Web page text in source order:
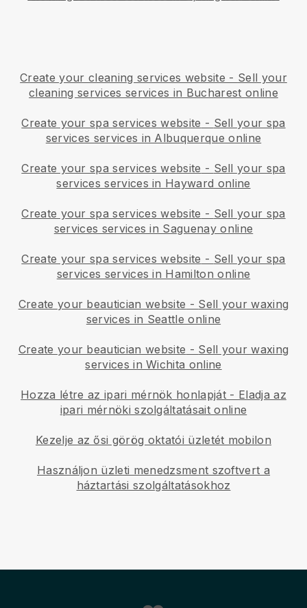
Create your cleaning services website - Sell your
cleaning services services in Bucharest online
Create your spa services website - Sell your spa
services services in Albuquerque online
Create your spa services website - Sell your spa
services services in Hayward online
Create your spa services website - Sell your spa
services services in Saguenay online
Create your spa services website - Sell your spa
services services in Hamilton online
Create your beautician website - Sell your waxing
services in Seattle online
Create your beautician website - Sell your waxing
services in Wichita online
Hozza létre az ipari mérnök honlapját- Eladja az
ipari mérnöki szolgáltatásait online
Kezelje az ősi görög oktatói üzletét mobilon
Használjon üzleti menedzsment szoftvert a
háztartási szolgáltatásokhoz